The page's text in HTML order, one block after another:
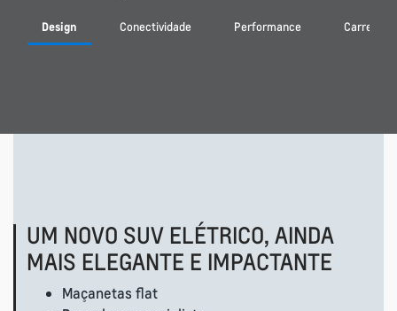
Design Conectividade Performance
UM NOVO SUV ELÉTRICO, AINDA
MAIS ELEGANTE E IMPACTANTE
Maçanetas flat